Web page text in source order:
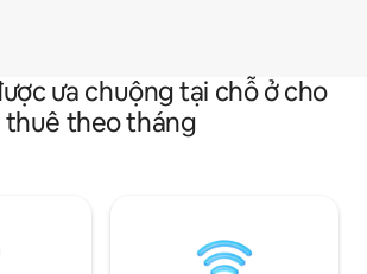
ưa chuộng tại chỗ ở cho
thuê theo tháng